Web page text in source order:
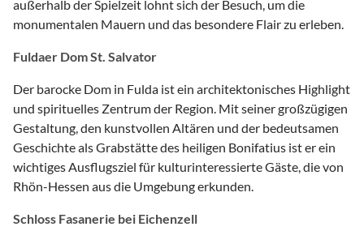
außerhalb der Spielzeit lohnt sich der Besuch, um die
monumentalen Mauern und das besondere Flair zu erleben.
Fuldaer Dom St. Salvator
Der barocke Dom in Fulda ist ein architektonisches Highlight
und spirituelles Zentrum der Region. Mit seiner großzügigen
Gestaltung, den kunstvollen Altären und der bedeutsamen
Geschichte als Grabstätte des heiligen Bonifatius ist er ein
wichtiges Ausflugsziel für kulturinteressierte Gäste, die von
Rhön-Hessen aus die Umgebung erkunden.
Schloss Fasanerie bei Eichenzell